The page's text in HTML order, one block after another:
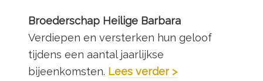
Broederschap Heilige Barbara
Verdiepen en versterken hun geloof
tijdens een aantal jaarlijkse
bijeenkomsten. Lees verder >